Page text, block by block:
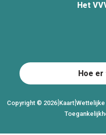
Het
Copyright © 2026| Kaart|
Hoe er